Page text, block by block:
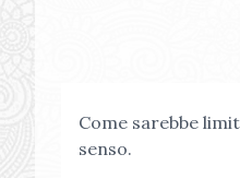
Come sarebbe
senso.